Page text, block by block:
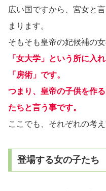
広い国ですから、宮女と
まります。
そもそも皇帝の妃候補の女
「女大学」という所に入
「房術」です。
つまり、皇帝の子供を作
たちと言う事です。
ここでも、それぞれの考
登場する女の子たち